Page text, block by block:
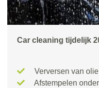
Car cleaning tijdelijk
Verversen van
Afstempelen